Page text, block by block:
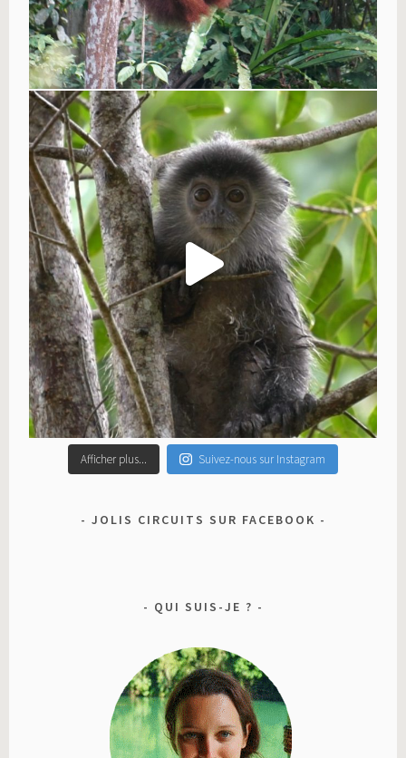
Afficher plus... Suivez-nous sur Instagram
JOLIS CIRCUITS SUR FACEBOOK
QUI SUIS-JE ?